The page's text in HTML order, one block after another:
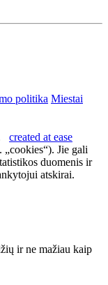
politika Miestai
created at ease
Jie gali
duomenis ir
atskirai.
ir ne mažiau kaip